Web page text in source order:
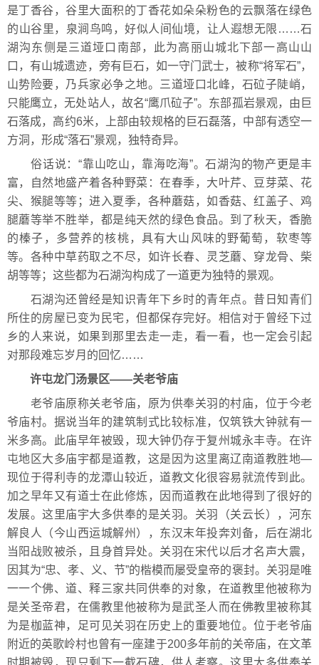
是丁香谷，谷里大面积的丁香花如朵朵粉色的云飘落在绿色
的山谷里，泉涧鸟鸣，好似人间仙境，让人遐想无限……石
湖沟东侧是三道垭口南部，此为高丽山城北下部一高山山
口，有山城遗迹，旁有巨石，如一守门武士，被称“将军石”，
山势险要，乃兵家必争之地。三道垭口北峰，石砬子陡峭，
只能鹰立，无处站人，故名“鹰爪砬子”。东部孤岩景观，由巨
石落成，高约6米，上部由较规格的巨石磊落，中部有透空一
方洞，形成“落石”景观，独特奇异。
俗话说：“靠山吃山，靠海吃海”。石湖沟的物产更是丰
富，自然地盛产着各种野菜：在春季，大叶芹、豆芽菜、花
尖、猴腿等等；进入夏季，各种蘑菇，如香菇、红盖子、鸡
腿蘑等举不胜举，都是纯天然的绿色食品。到了秋天，香脆
的榛子，多营养的核桃，具有大山风味的野葡萄，软枣等
等。各种中草药取之不尽，如许长春、灵芝蘑、穿龙骨、柴
胡等等；这些都为石湖沟构成了一道更为独特的景观。
石湖沟还曾经是知识青年下乡时的青年点。昔日知青们
所住的房屋已变为民宅，但都保存完好。相信对于曾经下过
乡的人来说，如果到那里去走一走，看一看，也一定会引起
对那段难忘岁月的回忆……
许屯龙门汤景区——关老爷庙
老爷庙原称关老爷庙，原为供奉关羽的村庙，位于今老
爷庙村。据说当年的建筑制式比较标准，仅筑铁大钟就有一
米多高。此庙早年被毁，现大钟仍存于复州城永丰寺。在许
屯地区大多庙宇都是道教，这是因为这里离辽南道教胜地—
现位于得利寺的龙潭山较近，道教文化很容易就流传到此。
加之早年又有道士在此修炼，因而道教在此地得到了很好的
发展。这里庙宇大多供奉的是关羽。关羽（关云长），河东
解良人（今山西运城解州），东汉末年投奔刘备，后在湖北
当阳战败被杀，且身首异处。关羽在宋代以后才名声大震，
因其为“忠、孝、义、节”的楷模而屡受皇帝的褒封。关羽是唯
一一个佛、道、释三家共同供奉的对象，在道教里他被称为
是关圣帝君，在儒教里他被称为是武圣人而在佛教里被称其
为是枷蓝神，足可见关羽在历史上的重要地位。位于老爷庙
附近的英歌岭村也曾有一座建于200多年前的关帝庙，在文革